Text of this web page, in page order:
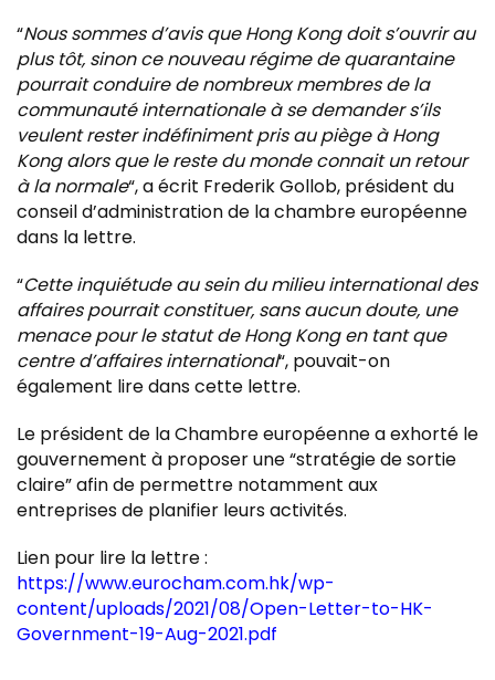
“Nous sommes d’avis que Hong Kong doit s’ouvrir au
plus tôt, sinon ce nouveau régime de quarantaine
pourrait conduire de nombreux membres de la
communauté internationale à se demander s’ils
veulent rester indéfiniment pris au piège à Hong
Kong alors que le reste du monde connait un retour
à la normale“, a écrit Frederik Gollob, président du
conseil d’administration de la chambre européenne
dans la lettre.
“Cette inquiétude au sein du milieu international des
affaires pourrait constituer, sans aucun doute, une
menace pour le statut de Hong Kong en tant que
centre d’affaires international“, pouvait-on
également lire dans cette lettre.
Le président de la Chambre européenne a exhorté le
gouvernement à proposer une “stratégie de sortie
claire” afin de permettre notamment aux
entreprises de planifier leurs activités.
Lien pour lire la lettre :
https://www.eurocham.com.hk/wp-
content/uploads/2021/08/Open-Letter-to-HK-
Government-19-Aug-2021.pdf